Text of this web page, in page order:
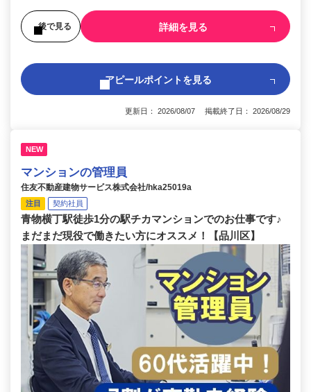
後で見る 詳細を見る
アピールポイントを見る
更新日： 2026/08/07 掲載終了日： 2026/08/29
NEW
マンションの管理員
住友不動産建物サービス株式会社/hka25019a
注目 契約社員
青物横丁駅徒歩1分の駅チカマンションでのお仕事です♪
まだまだ現役で働きたい方にオススメ！【品川区】